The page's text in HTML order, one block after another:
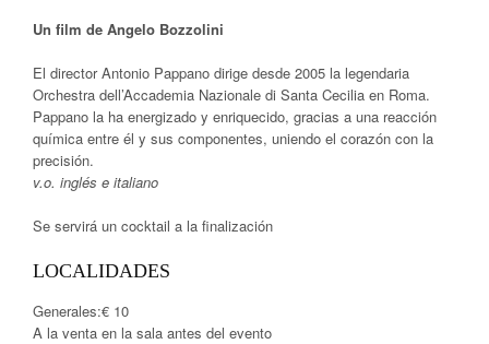
Un film de Angelo Bozzolini
El director Antonio Pappano dirige desde 2005 la legendaria
Orchestra dell’Accademia Nazionale di Santa Cecilia en Roma.
Pappano la ha energizado y enriquecido, gracias a una reacción
química entre él y sus componentes, uniendo el corazón con la
precisión.
v.o. inglés e italiano
Se servirá un cocktail a la finalización
LOCALIDADES
Generales:€ 10
A la venta en la sala antes del evento